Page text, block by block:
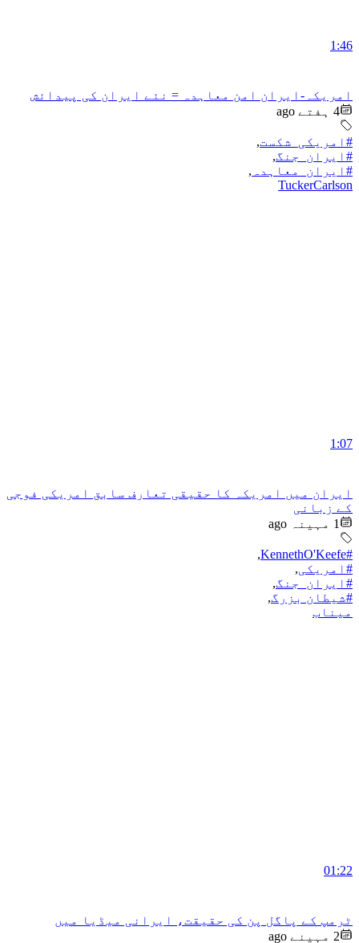
1:46
امریکہ-ایران امن معاہدہ = نئے ایران کی پیدائش
4 ہفتے ago
#امریکی_شکست,
#ایران_جنگ,
#ایران_معاہدہ ,
TuckerCarlson
1:07
ایران میں امریکہ کا حقیقی تعارف سابق امریکی فوجی
کے زبانی
1 مہینہ ago
#KennethO'Keefe
,
#امریکی,
#ایران_جنگ,
#شیطان بزرگ,
میناب
01:22
ٹرمپ کے پاگل پن کی حقیقت، ایرانی میڈیا میں
2 مہینے ago